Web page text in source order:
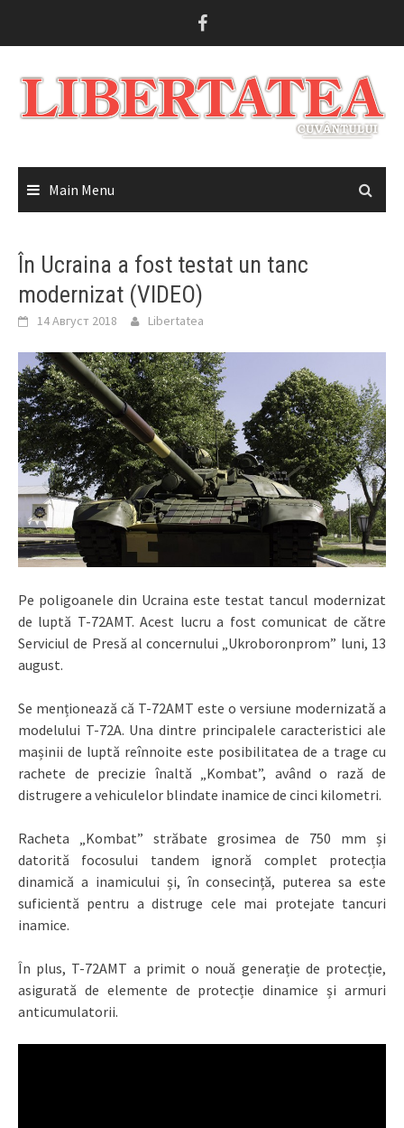
Main Menu
În Ucraina a fost testat un tanc
modernizat (VIDEO)
14 Август 2018 Libertatea
Pe poligoanele din Ucraina este testat tancul modernizat
de luptă T-72AMT. Acest lucru a fost comunicat de către
Serviciul de Presă al concernului „Ukroboronprom” luni, 13
august.
Se menționează că T-72AMT este o versiune modernizată a
modelului T-72A. Una dintre principalele caracteristici ale
mașinii de luptă reînnoite este posibilitatea de a trage cu
rachete de precizie înaltă „Kombat”, având o rază de
distrugere a vehiculelor blindate inamice de cinci kilometri.
Racheta „Kombat” străbate grosimea de 750 mm și
datorită focosului tandem ignoră complet protecția
dinamică a inamicului și, în consecință, puterea sa este
suficientă pentru a distruge cele mai protejate tancuri
inamice.
În plus, T-72AMT a primit o nouă generație de protecție,
asigurată de elemente de protecție dinamice și armuri
anticumulatorii.